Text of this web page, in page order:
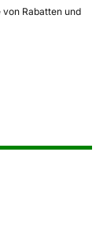
Rabatten und